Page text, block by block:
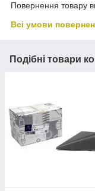
Повернення товару
Всі умови
Подібні товари